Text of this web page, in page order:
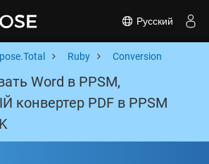
Русский
Ruby Conversion
Word в PPSM,
PDF в PPSM